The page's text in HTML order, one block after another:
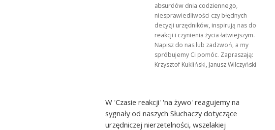
absurdów dnia codziennego,
niesprawiedliwości czy błędnych
decyzji urzędników, inspirują nas do
reakcji i czynienia życia łatwiejszym.
Napisz do nas lub zadzwoń, a my
spróbujemy Ci pomóc. Zapraszają:
Krzysztof Kukliński, Janusz Wilczyński
W 'Czasie reakcji' 'na żywo' reagujemy na
sygnały od naszych Słuchaczy dotyczące
urzędniczej nierzetelności, wszelakiej